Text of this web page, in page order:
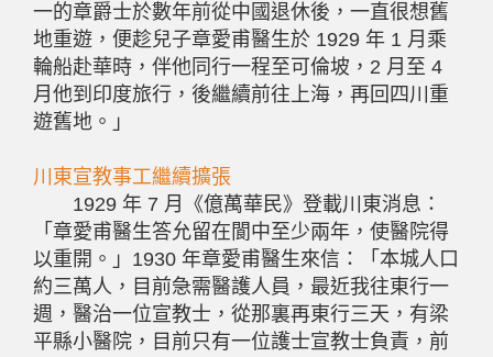
一的章爵士於數年前從中國退休後，一直很想舊
地重遊，便趁兒子章愛甫醫生於 1929 年 1 月乘
輪船赴華時，伴他同行一程至可倫坡，2 月至 4
月他到印度旅行，後繼續前往上海，再回四川重
遊舊地。」
川東宣教事工繼續擴張
1929 年 7 月《億萬華民》登載川東消息：
「章愛甫醫生答允留在閬中至少兩年，使醫院得
以重開。」1930 年章愛甫醫生來信：「本城人口
約三萬人，目前急需醫護人員，最近我往東行一
週，醫治一位宣教士，從那裏再東行三天，有梁
平縣小醫院，目前只有一位護士宣教士負責，前